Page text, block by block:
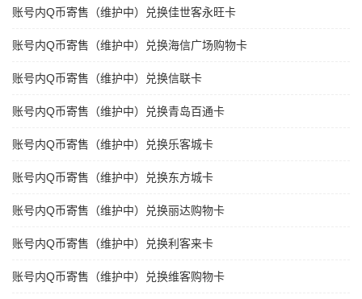
账号内Q币寄售（维护中）兑换佳世客永旺卡
账号内Q币寄售（维护中）兑换海信广场购物卡
账号内Q币寄售（维护中）兑换信联卡
账号内Q币寄售（维护中）兑换青岛百通卡
账号内Q币寄售（维护中）兑换乐客城卡
账号内Q币寄售（维护中）兑换东方城卡
账号内Q币寄售（维护中）兑换丽达购物卡
账号内Q币寄售（维护中）兑换利客来卡
账号内Q币寄售（维护中）兑换维客购物卡